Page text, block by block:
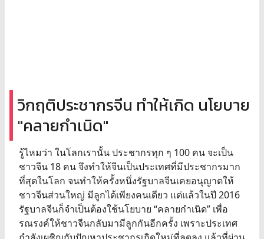
วิกฤติประชากรจีน ทำให้เกิด นโยบาย
"คลายกำเนิด"
รู้ไหมว่า ในโลกเรานั้น ประชากรทุก ๆ 100 คน จะเป็น
ชาวจีน 18 คน จึงทำให้จีนเป็นประเทศที่มีประชากรมาก
ที่สุดในโลก จนทำให้ครั้งหนึ่งรัฐบาลจีนเคยอนุญาตให้
ชาวจีนส่วนใหญ่ มีลูกได้เพียงคนเดียว แต่แล้วในปี 2016
รัฐบาลจีนก็จำเป็นต้องใช้นโยบาย “คลายกำเนิด” เพื่อ
รณรงค์ให้ชาวจีนกลับมามีลูกกันอีกครั้ง เพราะประเทศ